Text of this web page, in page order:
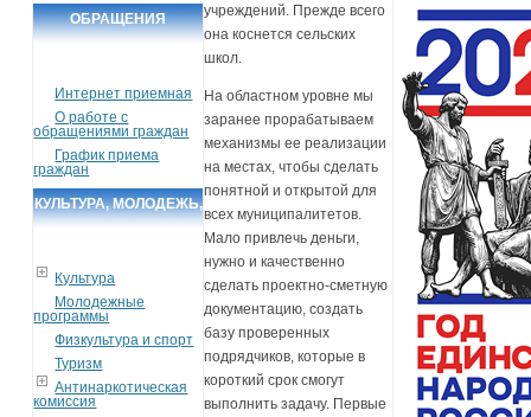
ОБРАЩЕНИЯ
Интернет приемная
О работе с
обращениями граждан
График приема
граждан
КУЛЬТУРА, МОЛОДЕЖЬ,
Культура
Молодежные
программы
Физкультура и спорт
Туризм
Антинаркотическая
комиссия
учреждений. Прежде всего
она коснется сельских
школ.
На областном уровне мы
заранее прорабатываем
механизмы ее реализации
на местах, чтобы сделать
понятной и открытой для
всех муниципалитетов.
Мало привлечь деньги,
нужно и качественно
сделать проектно-сметную
документацию, создать
базу проверенных
подрядчиков, которые в
короткий срок смогут
выполнить задачу. Первые